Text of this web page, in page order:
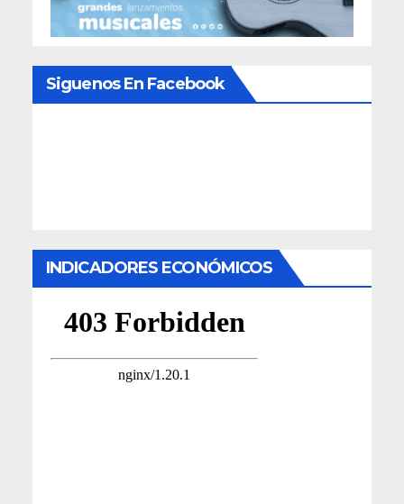
Siguenos En Facebook
INDICADORES ECONÓMICOS